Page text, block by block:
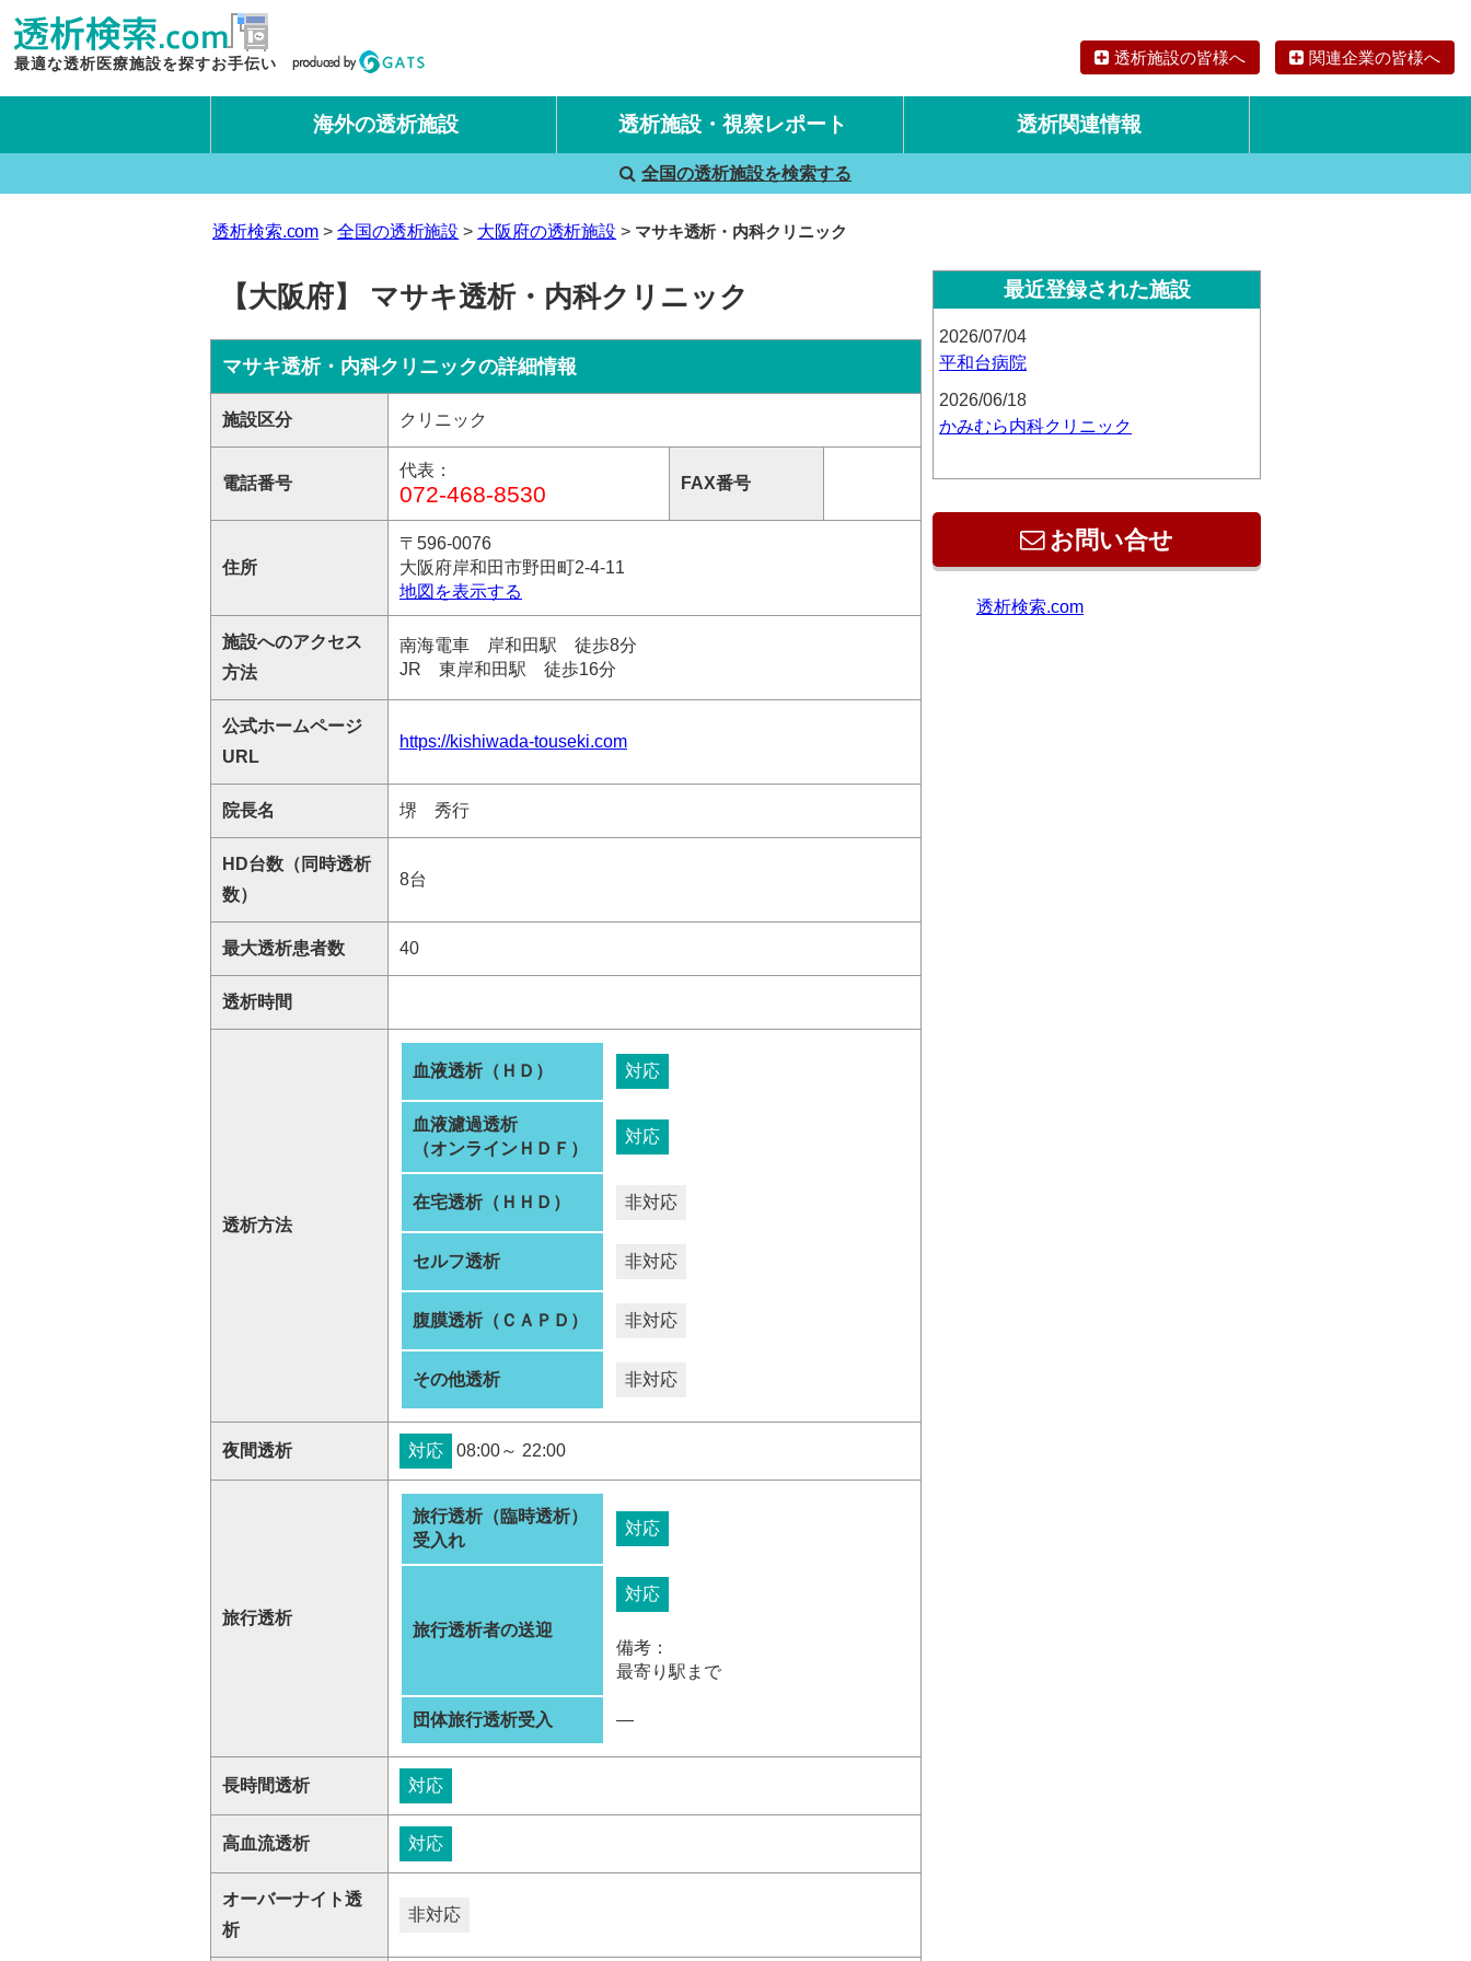
最適な透析医療施設を探すお手伝い 透析施設の皆様へ 関連企業の皆様へ
海外の透析施設 透析施設・視察レポート
国内旅行透析レポート
海外旅行透析レポート
透析関連情報
全国の透析施設を検索する
透析検索.com 全国の透析施設 大阪府の透析施設 マサキ透析・内科クリニック
【大阪府】 マサキ透析・内科クリニック
マサキ透析・内科クリニックの詳細情報
施設区分 クリニック
電話番号
代表：
072-468-8530 FAX番号
住所
〒596-0076
大阪府岸和田市野田町2-4-11
地図を表示する
施設へのアクセス
方法
南海電車 岸和田駅 徒歩8分
JR 東岸和田駅 徒歩16分
公式ホームページ
URL
https://kishiwada-touseki.com
院長名 堺 秀行
HD台数（同時透析
数）
8台
最大透析患者数 40
透析時間
透析方法
血液透析（ＨＤ） 対応
血液濾過透析
（オンラインＨＤＦ）
対応
在宅透析（ＨＨＤ） 非対応
セルフ透析 非対応
腹膜透析（ＣＡＰＤ） 非対応
その他透析 非対応
夜間透析 対応 08:00～ 22:00
旅行透析
旅行透析（臨時透析）
受入れ
対応
旅行透析者の送迎
対応
備考：
最寄り駅まで
団体旅行透析受入 ―
長時間透析 対応
高血流透析 対応
オーバーナイト透
析
非対応
最近登録された施設
2026/07/04
平和台病院
2026/06/18
かみむら内科クリニック
お問い合せ
透析検索.com